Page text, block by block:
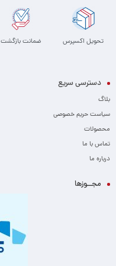
تحویل اکسپرس ضمانت بازگشت
دسترسی سریع
بلاگ
سیاست حریم خصوصی
محصولات
تماس با ما
درباره ما
مجــوزها